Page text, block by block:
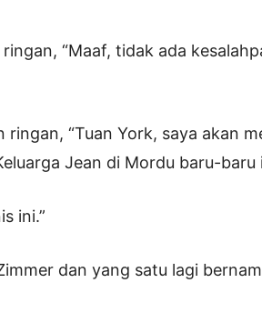
“Maaf, tidak ada
“Tuan York, saya akan
Jean di Mordu baru-baru
ini.”
dan yang satu lagi